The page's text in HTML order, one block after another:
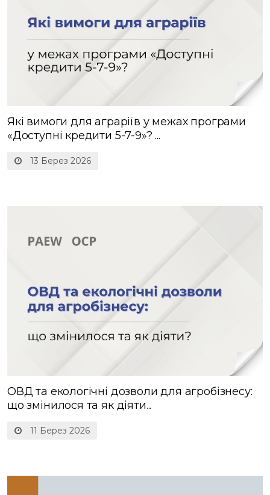
13 Берез 2026
Які вимоги для аграріїв у межах програми
«Доступні кредити 5-7-9»? ...
11 Берез 2026
ОВД та екологічні дозволи для агробізнесу:
що змінилося та як діяти...